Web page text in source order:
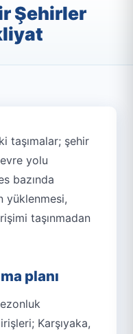
Şehirler
taşımalar; şehir
yolu
bazında
yüklenmesi,
taşınmadan
planı
Karşıyaka,